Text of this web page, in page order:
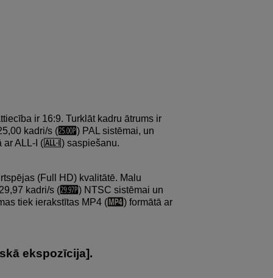
ir 16:9. Turklāt kadru ātrums ir
kadri/s (
) PAL sistēmai, un
arALL-I ( ) saspiešanu.
(Full HD) kvalitātē. Malu
kadri/s (
) NTSC sistēmai un
tiek ierakstītas MP4 (
) formātā ar
ekspozīcija].